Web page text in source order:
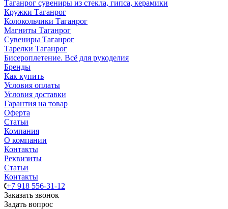
Таганрог сувениры из стекла, гипса, керамики
Кружки Таганрог
Колокольчики Таганрог
Магниты Таганрог
Сувениры Таганрог
Тарелки Таганрог
Бисероплетение. Всё для рукоделия
Бренды
Как купить
Условия оплаты
Условия доставки
Гарантия на товар
Оферта
Статьи
Компания
О компании
Контакты
Реквизиты
Статьи
Контакты
+7 918 556-31-12
Заказать звонок
Задать вопрос